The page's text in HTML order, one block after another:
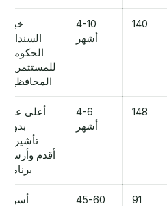
140
4-10
أشهر
خيار
السندات
الحكومية
للمستثمرين
المحافظين
148
4-6
أشهر
أعلى عدد
بدون
تأشيرة؛
أقدم وأرسخ
برنامج
91
45-60
أسرع